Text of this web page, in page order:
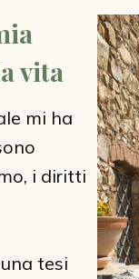
vita
mi ha
i diritti
tesi